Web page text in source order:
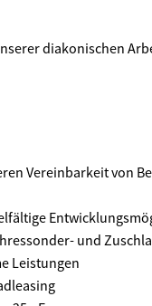
diakonischen
Vereinbarkeit von
und
Leistungen